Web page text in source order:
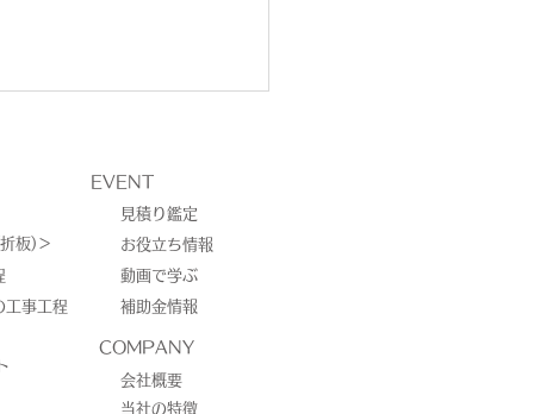
EVENT
板)＞
工事工程
見積り鑑定
お役立ち情報
動画で学ぶ
補助金情報
COMPANY
会社概要
当社の特徴